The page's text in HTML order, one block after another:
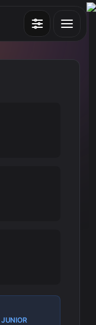
JUNIOR